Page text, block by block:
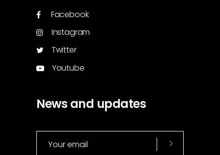
Facebook
Instagram
Twitter
Youtube
News and updates